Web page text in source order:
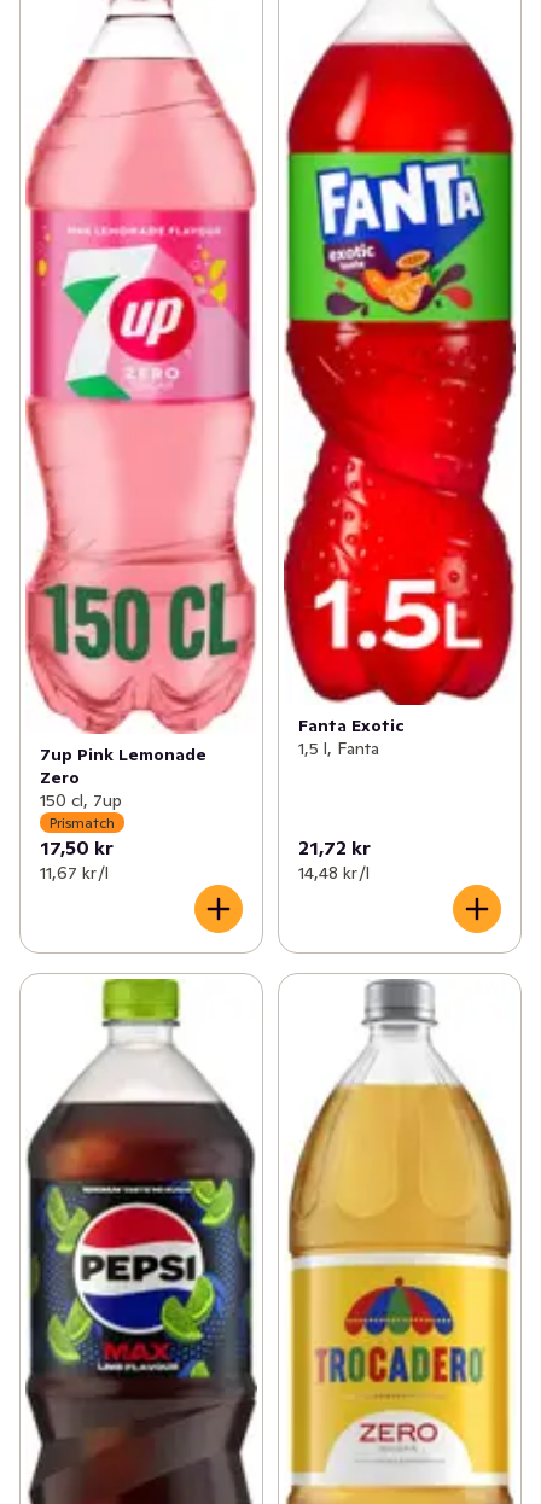
7up Pink Lemonade
Zero
150 cl, 7up
Prismatch
17,50 kr
11,67 kr /l
Fanta Exotic
1,5 l, Fanta
21,72 kr
14,48 kr /l